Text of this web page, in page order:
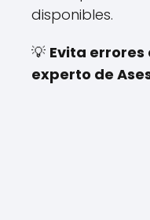
disponibles.
💡 Evita errores
experto de